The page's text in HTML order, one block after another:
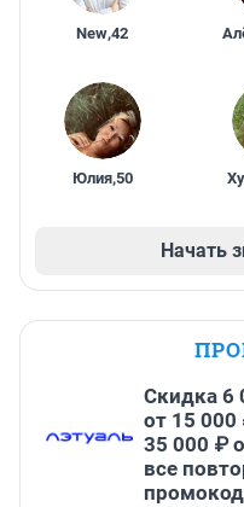
New,42
Юлия,50
Начать
Скидка 6
от 15 000
35 000 ₽
все